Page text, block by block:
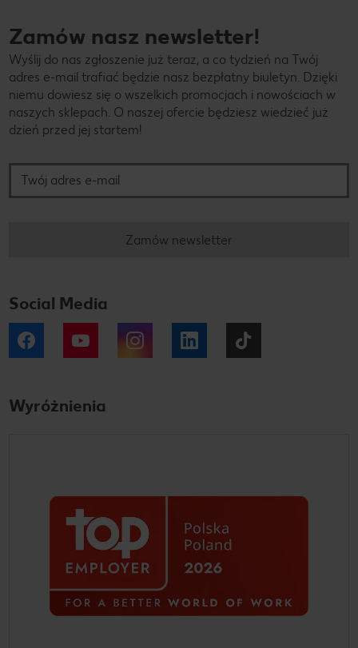
Zamów nasz newsletter!
Wyślij do nas zgłoszenie już teraz, a co tydzień na Twój
adres e-mail trafiać będzie nasz bezpłatny biuletyn. Dzięki
niemu dowiesz się o wszelkich promocjach i nowościach w
naszych sklepach. O naszej ofercie będziesz wiedzieć już
dzień przed jej startem!
Zamów newsletter
Social Media
Facebook YouTube Instagram LinkedIn
Wyróżnienia